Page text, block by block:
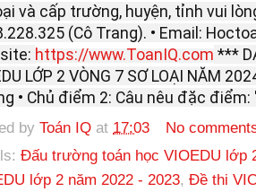
và cấp trường, huyện, tỉnh vui
(Cô Trang). • Email:
https://www.ToanIQ.com ***
LỚP 2 VÒNG 7 SƠ LOẠI NĂM
• Chủ điểm 2: Câu nêu đặc
by Toán IQ at 17:03
No
Đấu trường toán học VIOEDU lớp
lớp 2 năm 2022 - 2023, Đề thi